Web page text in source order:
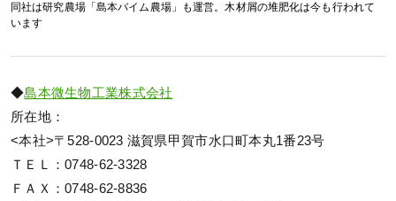
同社は研究農場「島本バイム農場」も運営。木材屑の堆肥化は今も行われて
います
◆島本微生物工業株式会社
所在地：
<本社>〒528-0023 滋賀県甲賀市水口町本丸1番23号
ＴＥＬ：0748-62-3328
ＦＡＸ：0748-62-8836